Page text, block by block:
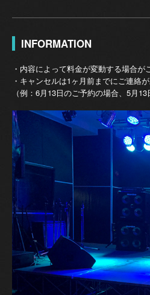
INFORMATION
・内容によって料金が変動する場合
・キャンセルは1ヶ月前までにご連絡
（例：6月13日のご予約の場合、5月